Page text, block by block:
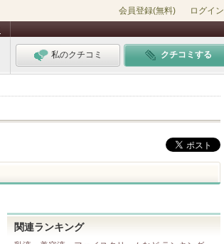
会員登録(無料) ログイン
私のクチコミ クチコミする
関連ランキング